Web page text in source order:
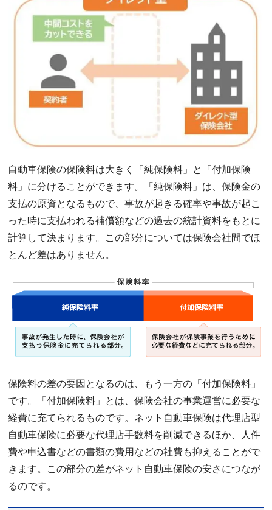
自動車保険の保険料は大きく「純保険料」と「付加保険
料」に分けることができます。「純保険料」は、保険金の
支払の原資となるもので、事故が起きる確率や事故が起こ
った時に支払われる補償額などの過去の統計資料をもとに
計算して決まります。この部分については保険会社間でほ
とんど差はありません。
保険料の差の要因となるのは、もう一方の「付加保険料」
です。「付加保険料」とは、保険会社の事業運営に必要な
経費に充てられるものです。ネット自動車保険は代理店型
自動車保険に必要な代理店手数料を削減できるほか、人件
費や申込書などの書類の費用などの社費も抑えることがで
きます。この部分の差がネット自動車保険の安さにつなが
るのです。